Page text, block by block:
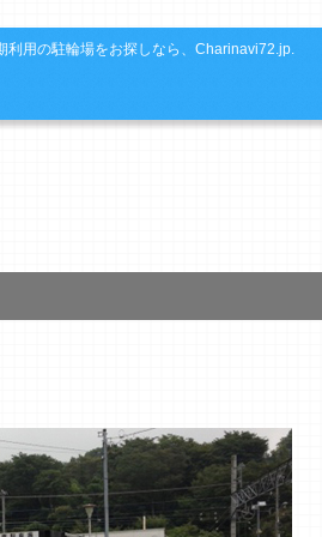
利用の駐輪場をお探しなら、Charinavi72.jp.